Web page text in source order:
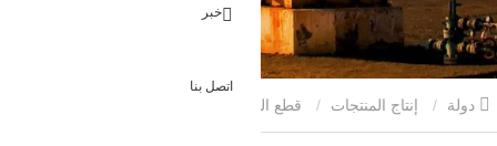
خبر
اتصل بنا
إنتاج المنتجات قطع البناء مزورة